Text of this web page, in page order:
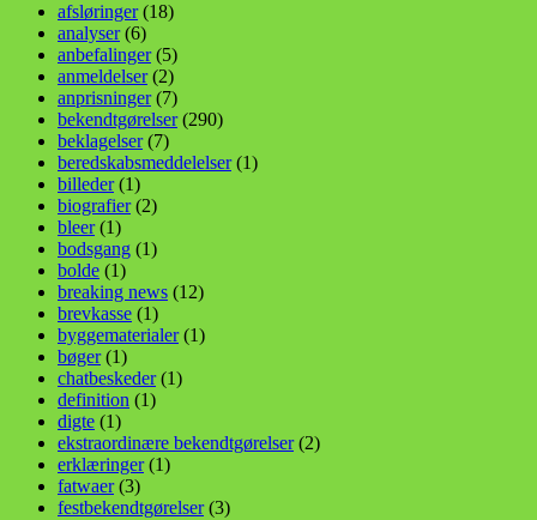
afsløringer(18)
analyser(6)
anbefalinger(5)
anmeldelser(2)
anprisninger(7)
bekendtgørelser(290)
beklagelser(7)
beredskabsmeddelelser(1)
billeder(1)
biografier(2)
bleer(1)
bodsgang (1)
bolde (1)
breaking news (12)
brevkasse (1)
byggematerialer(1)
bøger(1)
chatbeskeder(1)
definition (1)
digte (1)
ekstraordinære bekendtgørelser(2)
erklæringer(1)
fatwaer(3)
festbekendtgørelser(3)